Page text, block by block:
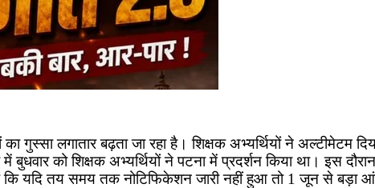
गुस्सा लगातार बढ़ता जा रहा है। शिक्षक अभ्यर्थियों ने अल्टीमेटम
को शिक्षक अभ्यर्थियों ने पटना में प्रदर्शन किया था। इस
यदि तय समय तक नोटिफिकेशन जारी नहीं हुआ तो 1 जून से बड़ा